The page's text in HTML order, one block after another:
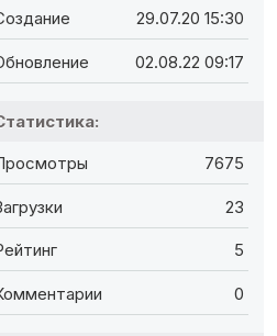
29.07.20 15:30
02.08.22 09:17
7675
23
5
0